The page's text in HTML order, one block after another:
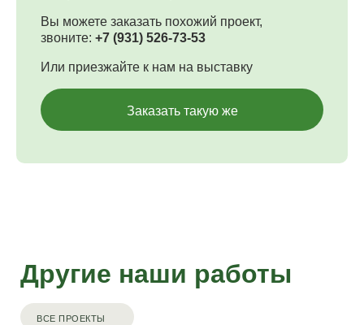
Вы можете заказать похожий проект,
звоните: +7 (931) 526-73-53
Или приезжайте к нам на выставку
Заказать такую же
Другие наши работы
ВСЕ ПРОЕКТЫ